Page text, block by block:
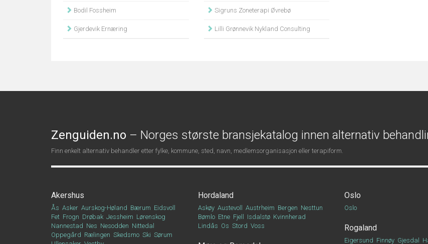
Bodil Fossheim
Gjerdevik Ernæring
Sigruns Zoneterapi Øvrebø
Lilli Grønnevik Nykland Consulting
Zenguiden.no – Norges største bransjekatalog innen alternativ
Finn enkelt alternativ behandler etter fylke, kommune, sted, navn, medlemsorganisasjon eller terapiform.
Akershus
Ås Asker Aurskog-Høland Bærum Eidsvoll
Fet Frogn Drøbak Jessheim Lørenskog
Nannestad Nes Nesodden Nittedal
Oppegård Rælingen Skedsmo Ski Sørum
Hordaland
Askøy Austevoll Austrheim Bergen Nesttun
Bømlo Etne Fjell Isdalstø Kvinnherad
Lindås Os Stord Voss
Oslo
Oslo
Rogaland
Eigersund Finnøy Gjesdal